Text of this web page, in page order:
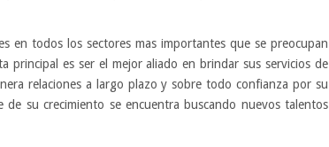
en todos los sectores mas importantes que se preocupan
principal es ser el mejor aliado en brindar sus servicios de
relaciones a largo plazo y sobre todo confianza por su
su crecimiento se encuentra buscando nuevos talentos